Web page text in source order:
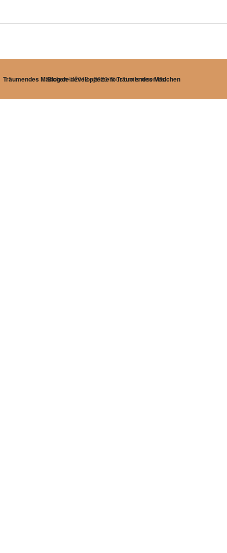
Blog de développement Träumendes Mädchen
Träumendes Mädchen© 2012 - 2023 Tous droits réservés.